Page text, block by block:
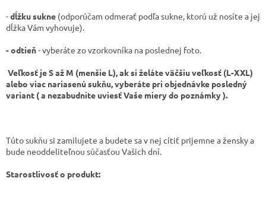
-dĺžku sukne (odporúčam odmerať podľa sukne, ktorú už nosíte a jej
dĺžka Vám vyhovuje).
- odtieň- vyberáte zo vzorkovníka na poslednej foto.
Veľkosť je S až M (menšie L), ak si želáte väčšiu veľkosť (L-XXL)
alebo viac nariasenú sukňu, vyberáte pri objednávke posledný
variant ( a nezabudnite uviesť Vaše miery do poznámky ).
Túto sukňu si zamilujete a budete sa v nej cítiť prijemne a žensky a
bude neoddeliteľnou súčasťou Vašich dní.
Starostlivosť o produkt: